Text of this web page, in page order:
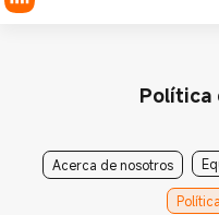
Política
Acerca de nosotros